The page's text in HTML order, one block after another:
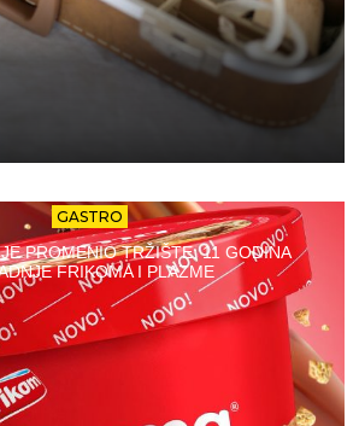
GASTRO
PROMENIO TRŽIŠTE: 11 GODINA
FRIKOMA I PLAZME